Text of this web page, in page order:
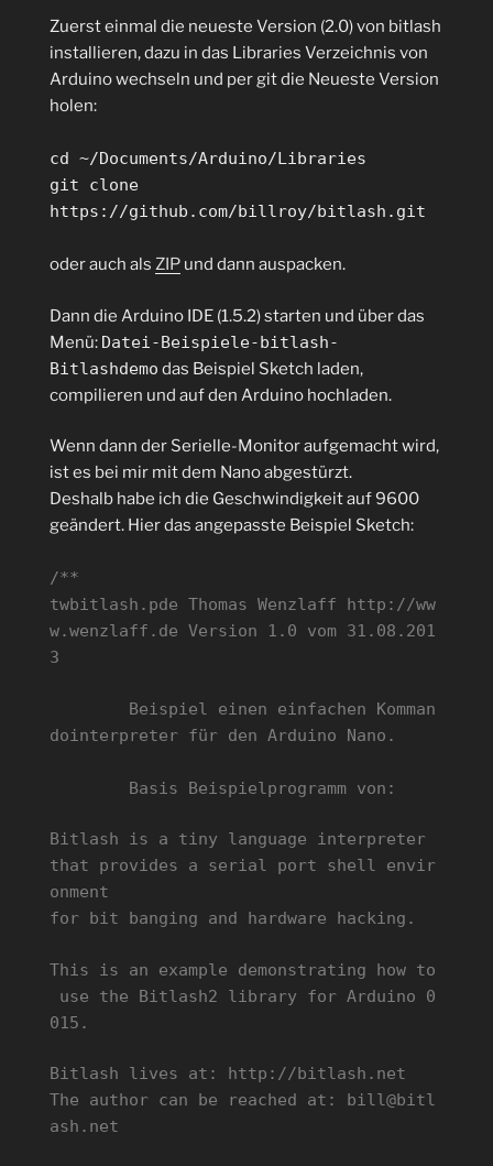
Zuerst einmal die neueste Version (2.0) von bitlash
installieren, dazu in das Libraries Verzeichnis von
Arduino wechseln und per git die Neueste Version
holen:
cd ~/Documents/Arduino/Libraries
git clone
https://github.com/billroy/bitlash.git
oder auch als ZIP und dann auspacken.
Dann die Arduino IDE (1.5.2) starten und über das
Menü: Datei-Beispiele-bitlash-
Bitlashdemo das Beispiel Sketch laden,
compilieren und auf den Arduino hochladen.
Wenn dann der Serielle-Monitor aufgemacht wird,
ist es bei mir mit dem Nano abgestürzt.
Deshalb habe ich die Geschwindigkeit auf 9600
geändert. Hier das angepasste Beispiel Sketch:
/**
twbitlash.pde Thomas Wenzlaff http://ww
w.wenzlaff.de Version 1.0 vom 31.08.201
3
Beispiel einen einfachen Komman
dointerpreter für den Arduino Nano.
Basis Beispielprogramm von:
Bitlash is a tiny language interpreter
that provides a serial port shell envir
onment
for bit banging and hardware hacking.
This is an example demonstrating how to
use the Bitlash2 library for Arduino 0
015.
Bitlash lives at: http://bitlash.net
The author can be reached at: bill@bitl
ash.net